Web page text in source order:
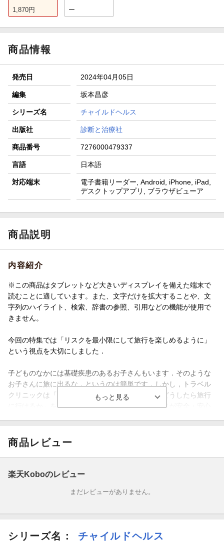
1,870円 ー
商品情報
発売日 2024年04月05日
編集 坂本昌彦
シリーズ名 チャイルドヘルス
出版社 診断と治療社
商品番号 7276000479337
言語 日本語
対応端末
電子書籍リーダー, Android, iPhone, iPad,
デスクトップアプリ, ブラウザビューア
商品説明
内容紹介
※この商品はタブレットなど大きいディスプレイを備えた端末で
読むことに適しています。また、文字だけを拡大することや、文
字列のハイライト、検索、辞書の参照、引用などの機能が使用で
きません。
今回の特集では「リスクを最小限にして旅行を楽しめるように」
という視点を大切にしました．
子どものなかには基礎疾患のあるお子さんもいます．そのような
お子さんに旅に出るな，というのは簡単です．しかし，トラベル
クリニックは「旅行に行けない理由」ではなく「どうしたら旅行
に行けるか」を考える場所でもあるのです．本特集が安全・安心
商品レビュー
楽天Koboのレビュー
まだレビューがありません。
シリーズ名： チャイルドヘルス